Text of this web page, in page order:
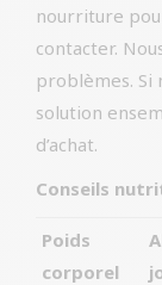
nourriture
contacter.
problèmes. Si
solution
d’achat.
Conseils
Poids
corporel